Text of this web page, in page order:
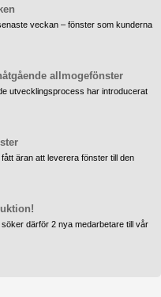
veckan – fönster som kunderna
allmogefönster
utvecklingsprocess har introducerat
äran att leverera fönster till den
därför 2 nya medarbetare till vår